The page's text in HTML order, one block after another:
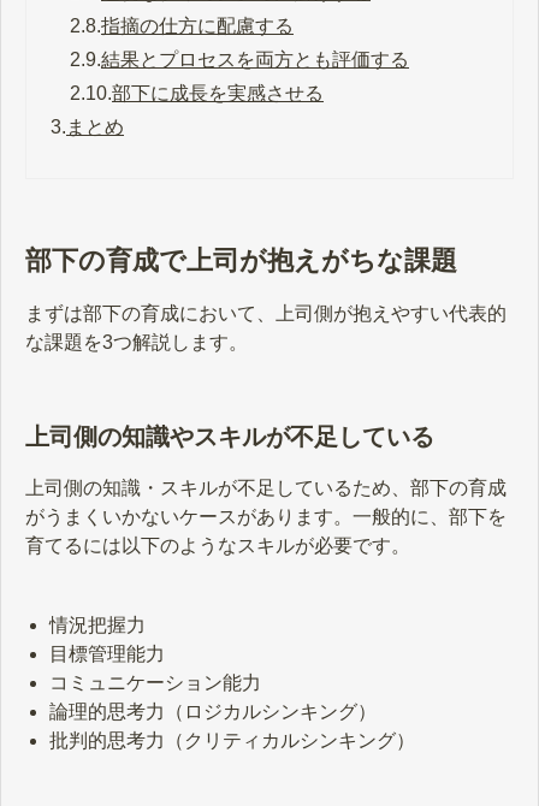
2.8.指摘の仕方に配慮する
2.9.結果とプロセスを両方とも評価する
2.10.部下に成長を実感させる
3. まとめ
部下の育成で上司が抱えがちな課題
まずは部下の育成において、上司側が抱えやすい代表的
な課題を3つ解説します。
上司側の知識やスキルが不足している
上司側の知識・スキルが不足しているため、部下の育成
がうまくいかないケースがあります。一般的に、部下を
育てるには以下のようなスキルが必要です。
情況把握力
目標管理能力
コミュニケーション能力
論理的思考力（ロジカルシンキング）
批判的思考力（クリティカルシンキング）